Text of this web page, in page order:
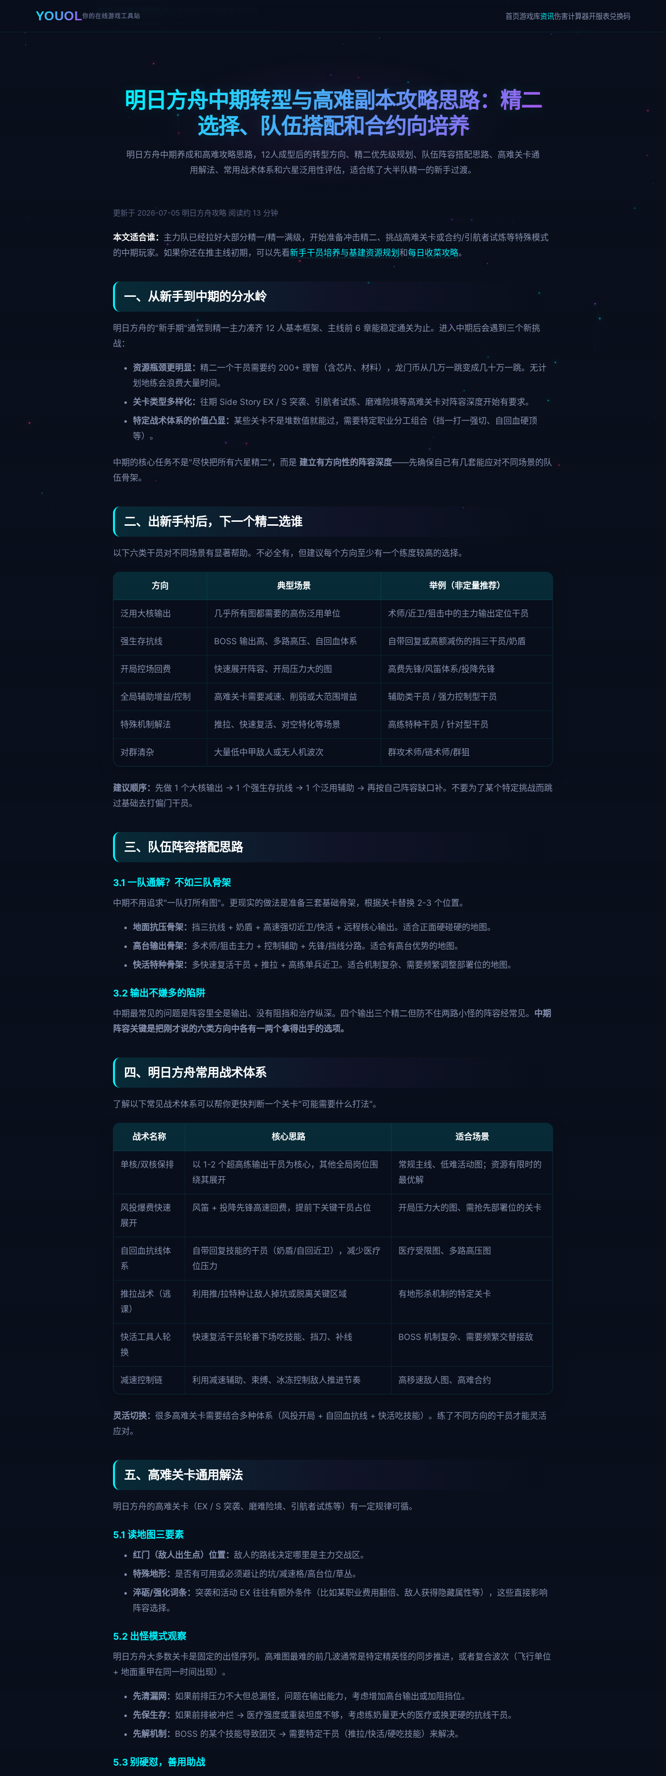
YOUOL你的在线游戏工具站 首页游戏库资讯伤害计算器开服表兑换码
首页 › 攻略 ›
明日方舟中期转型与高难副本攻略思路：精二
选择、队伍搭配和合约向培养
明日方舟中期养成和高难攻略思路，12人成型后的转型方向、精二优先级规划、队伍阵容搭配思路、高难关卡通
用解法、常用战术体系和六星泛用性评估，适合练了大半队精一的新手过渡。
更新于 2026-07-05 明日方舟攻略 阅读约 13 分钟
本文适合谁： 主力队已经拉好大部分精一/精一满级，开始准备冲击精二、挑战高难关卡或合约/引航者试炼等特殊模式
的中期玩家。如果你还在推主线初期，可以先看新手干员培养与基建资源规划 和每日收菜攻略。
一、从新手到中期的分水岭
明日方舟的"新手期"通常到精一主力凑齐 12 人基本框架、主线前 6 章能稳定通关为止。进入中期后会遇到三个新挑
战：
资源瓶颈更明显： 精二一个干员需要约 200+ 理智（含芯片、材料），龙门币从几万一跳变成几十万一跳。无计
划地练会浪费大量时间。
关卡类型多样化： 往期 Side Story EX / S 突袭、引航者试炼、磨难险境等高难关卡对阵容深度开始有要求。
特定战术体系的价值凸显： 某些关卡不是堆数值就能过，需要特定职业分工组合（挡一打一强切、自回血硬顶
等）。
中期的核心任务不是"尽快把所有六星精二"，而是 建立有方向性的阵容深度——先确保自己有几套能应对不同场景的队
伍骨架。
二、出新手村后，下一个精二选谁
以下六类干员对不同场景有显著帮助。不必全有，但建议每个方向至少有一个练度较高的选择。
方向 典型场景 举例（非定量推荐）
泛用大核输出 几乎所有图都需要的高伤泛用单位 术师/近卫/狙击中的主力输出定位干员
强生存抗线 BOSS 输出高、多路高压、自回血体系 自带回复或高额减伤的挡三干员/奶盾
开局控场回费 快速展开阵容、开局压力大的图 高费先锋/风笛体系/投降先锋
全局辅助增益/控制 高难关卡需要减速、削弱或大范围增益 辅助类干员 / 强力控制型干员
特殊机制解法 推拉、快速复活、对空特化等场景 高练特种干员 / 针对型干员
对群清杂 大量低中甲敌人或无人机波次 群攻术师/链术师/群狙
建议顺序： 先做 1 个大核输出 → 1 个强生存抗线 → 1 个泛用辅助 → 再按自己阵容缺口补。不要为了某个特定挑战而跳
过基础去打偏门干员。
三、队伍阵容搭配思路
3.1 一队通解？不如三队骨架
中期不用追求"一队打所有图"。更现实的做法是准备三套基础骨架，根据关卡替换 2-3 个位置。
地面抗压骨架： 挡三抗线 + 奶盾 + 高速强切近卫/快活 + 远程核心输出。适合正面硬碰硬的地图。
高台输出骨架： 多术师/狙击主力 + 控制辅助 + 先锋/挡线分路。适合有高台优势的地图。
快活特种骨架： 多快速复活干员 + 推拉 + 高练单兵近卫。适合机制复杂、需要频繁调整部署位的地图。
3.2 输出不嫌多的陷阱
中期最常见的问题是阵容里全是输出、没有阻挡和治疗纵深。四个输出三个精二但防不住两路小怪的阵容经常见。 中期
阵容关键是把刚才说的六类方向中各有一两个拿得出手的选项。
四、明日方舟常用战术体系
了解以下常见战术体系可以帮你更快判断一个关卡"可能需要什么打法"。
战术名称 核心思路 适合场景
单核/双核保排
以 1-2 个超高练输出干员为核心，其他全局岗位围
绕其展开
常规主线、低难活动图；资源有限时的
最优解
风投爆费快速
展开
风笛 + 投降先锋高速回费，提前下关键干员占位 开局压力大的图、需抢先部署位的关卡
自回血抗线体
系
自带回复技能的干员（奶盾/自回近卫），减少医疗
位压力
医疗受限图、多路高压图
推拉战术（逃
课）
利用推/拉特种让敌人掉坑或脱离关键区域 有地形杀机制的特定关卡
快活工具人轮
换
快速复活干员轮番下场吃技能、挡刀、补线 BOSS 机制复杂、需要频繁交替接敌
减速控制链 利用减速辅助、束缚、冰冻控制敌人推进节奏 高移速敌人图、高难合约
灵活切换： 很多高难关卡需要结合多种体系（风投开局 + 自回血抗线 + 快活吃技能）。练了不同方向的干员才能灵活
应对。
五、高难关卡通用解法
明日方舟的高难关卡（EX / S 突袭、磨难险境、引航者试炼等）有一定规律可循。
5.1 读地图三要素
红门（敌人出生点）位置： 敌人的路线决定哪里是主力交战区。
特殊地形： 是否有可用或必须避让的坑/减速格/高台位/草丛。
淬砺/强化词条： 突袭和活动 EX 往往有额外条件（比如某职业费用翻倍、敌人获得隐藏属性等），这些直接影响
阵容选择。
5.2 出怪模式观察
明日方舟大多数关卡是固定的出怪序列。高难图最难的前几波通常是特定精英怪的同步推进，或者复合波次（飞行单位
+ 地面重甲在同一时间出现）。
先清漏网： 如果前排压力不大但总漏怪，问题在输出能力，考虑增加高台输出或加阻挡位。
先保生存： 如果前排被冲烂 → 医疗强度或重装坦度不够，考虑练奶量更大的医疗或换更硬的抗线干员。
先解机制： BOSS 的某个技能导致团灭 → 需要特定干员（推拉/快活/硬吃技能）来解决。
5.3 别硬怼，善用助战